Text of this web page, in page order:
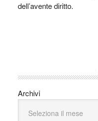
dell’avente diritto.
Archivi